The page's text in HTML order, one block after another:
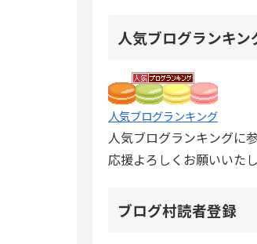
人気ブログランキン
人気ブログランキング
人気ブログランキングに
応援よろしくお願いいた
ブログ村読者登録